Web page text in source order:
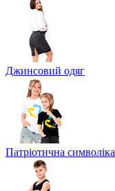
Джинсовий одяг
Патріотична символіка